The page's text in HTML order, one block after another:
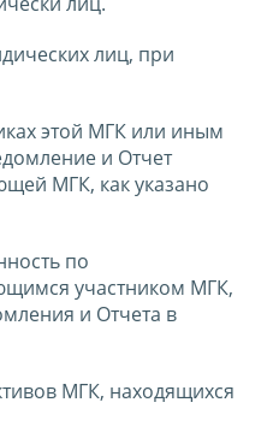
лиц, при
этой МГК или иным
и Отчет
МГК, как указано
по
участником МГК,
и Отчета в
МГК, находящихся